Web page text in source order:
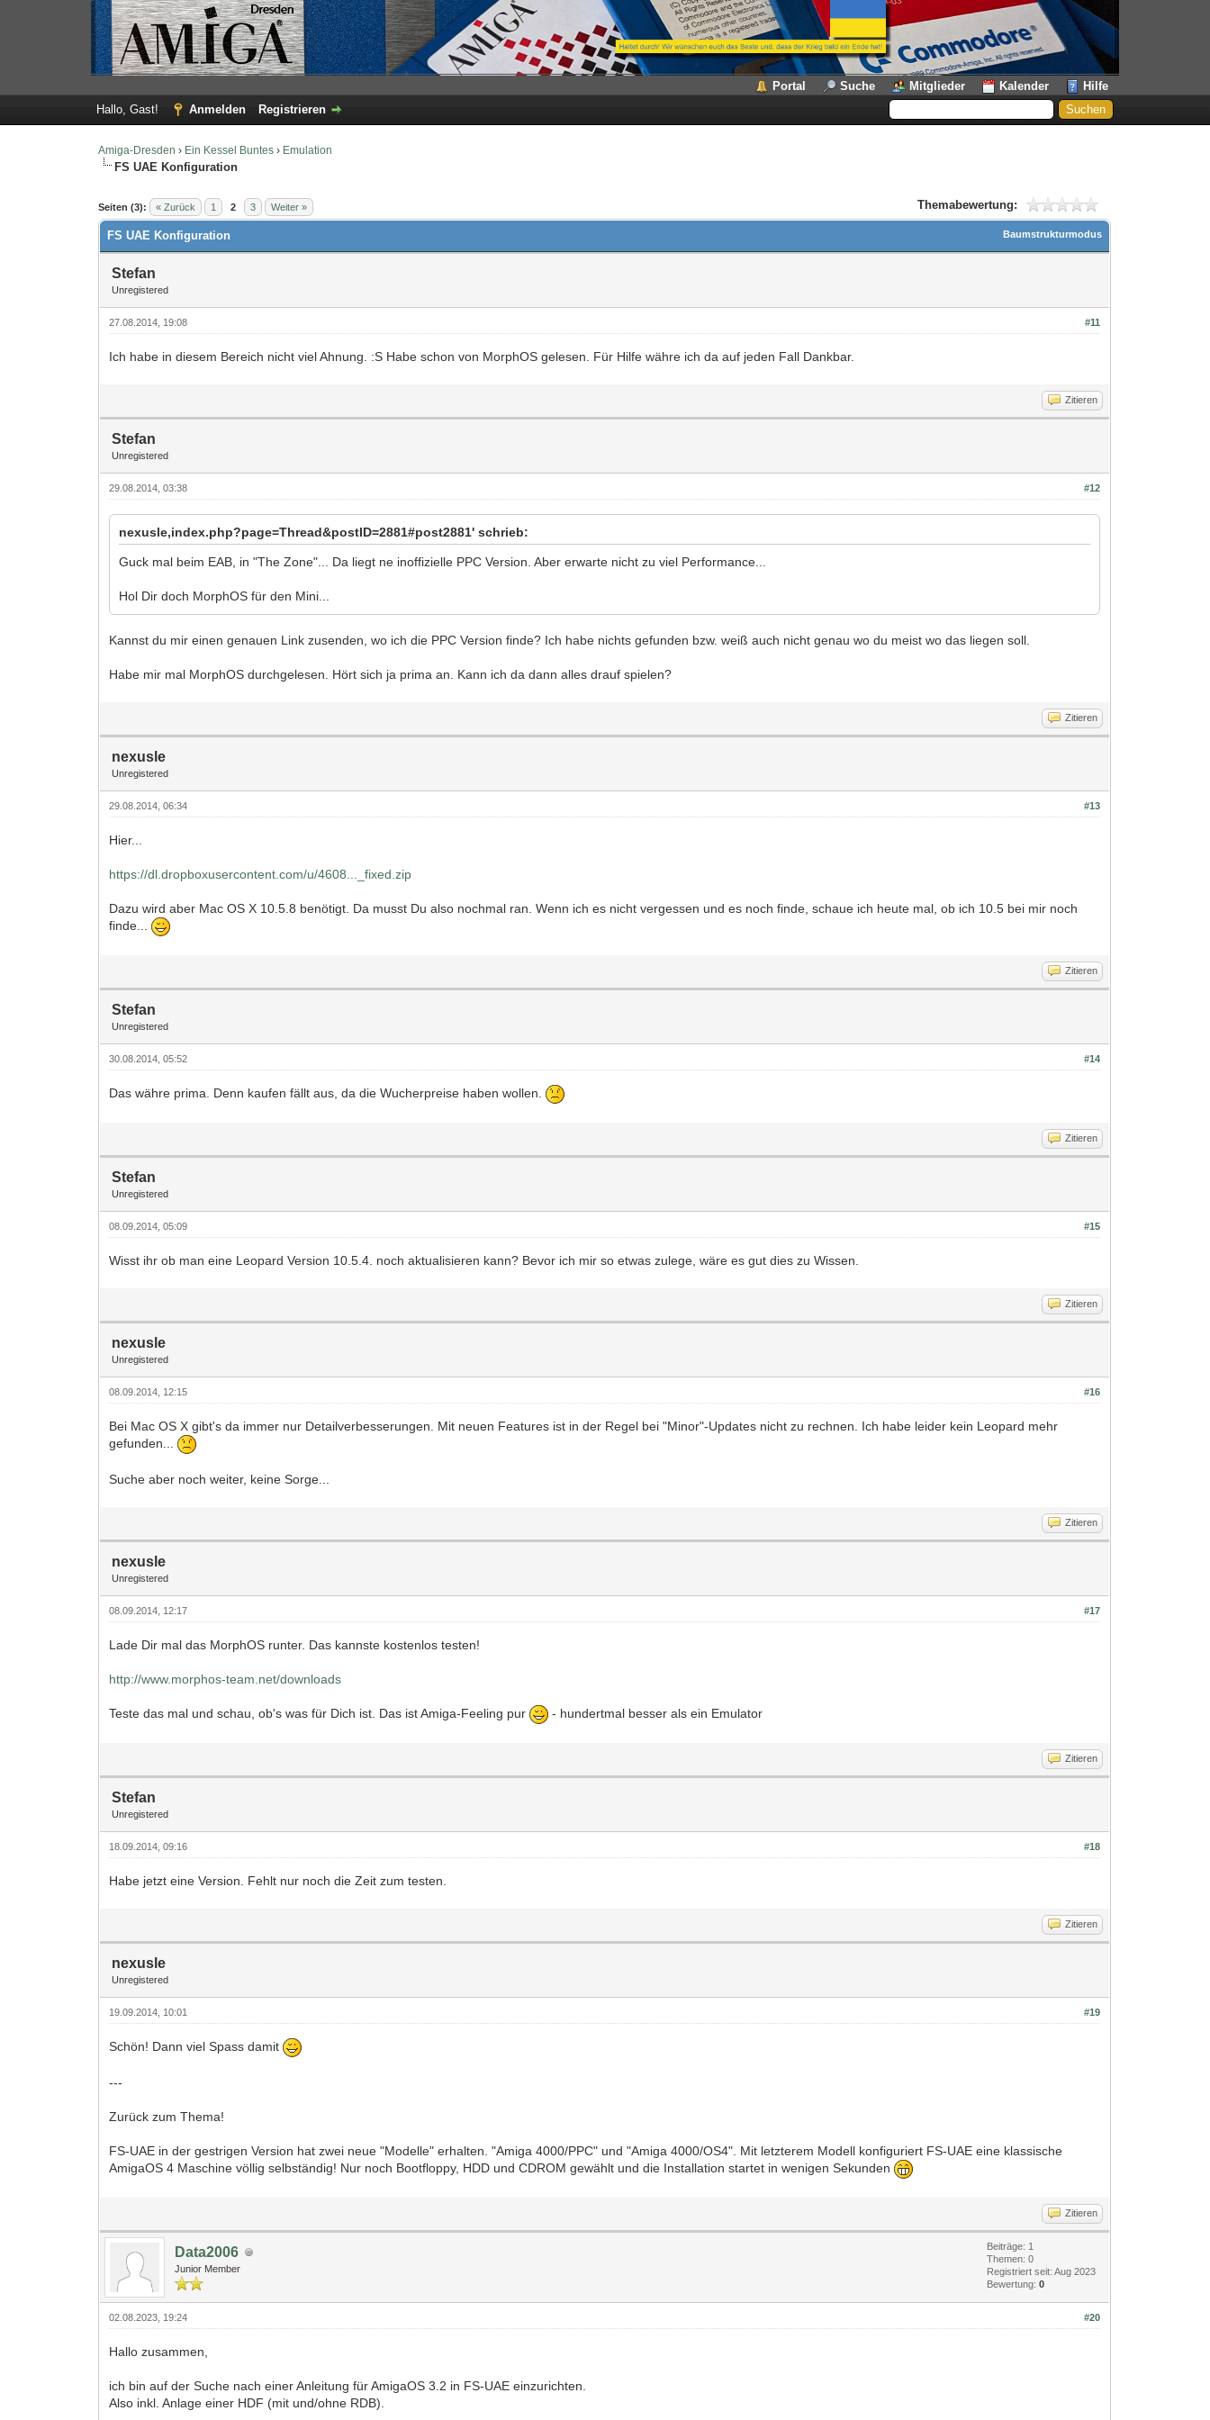
Portal Suche Mitglieder Kalender
Hilfe
Hallo, Gast!
Anmelden Registrieren
Amiga-Dresden › Ein Kessel Buntes › Emulation
FS UAE Konfiguration
Seiten (3): « Zurück 1 2 3 Weiter » Themabewertung:
0 Bewertung(en) - 0 im Durchschnitt
1
2
3
4
5
Baumstrukturmodus
FS UAE Konfiguration
Stefan
Unregistered
#11
27.08.2014, 19:08
Ich habe in diesem Bereich nicht viel Ahnung. :S Habe schon von MorphOS gelesen. Für Hilfe währe ich da auf jeden Fall Dankbar.
Zitieren
Stefan
Unregistered
#12
29.08.2014, 03:38
nexusle,index.php?page=Thread&postID=2881#post2881' schrieb:
Guck mal beim EAB, in "The Zone"... Da liegt ne inoffizielle PPC Version. Aber erwarte nicht zu viel Performance...
Hol Dir doch MorphOS für den Mini...
Kannst du mir einen genauen Link zusenden, wo ich die PPC Version finde? Ich habe nichts gefunden bzw. weiß auch nicht genau wo du meist wo das liegen soll.
Habe mir mal MorphOS durchgelesen. Hört sich ja prima an. Kann ich da dann alles drauf spielen?
Zitieren
nexusle
Unregistered
#13
29.08.2014, 06:34
Hier...
https://dl.dropboxusercontent.com/u/4608..._fixed.zip
Dazu wird aber Mac OS X 10.5.8 benötigt. Da musst Du also nochmal ran. Wenn ich es nicht vergessen und es noch finde, schaue ich heute mal, ob ich 10.5 bei mir noch
finde...
Zitieren
Stefan
Unregistered
#14
30.08.2014, 05:52
Das währe prima. Denn kaufen fällt aus, da die Wucherpreise haben wollen.
Zitieren
Stefan
Unregistered
#15
08.09.2014, 05:09
Wisst ihr ob man eine Leopard Version 10.5.4. noch aktualisieren kann? Bevor ich mir so etwas zulege, wäre es gut dies zu Wissen.
Zitieren
nexusle
Unregistered
#16
08.09.2014, 12:15
Bei Mac OS X gibt's da immer nur Detailverbesserungen. Mit neuen Features ist in der Regel bei "Minor"-Updates nicht zu rechnen. Ich habe leider kein Leopard mehr
gefunden...
Suche aber noch weiter, keine Sorge...
Zitieren
nexusle
Unregistered
#17
08.09.2014, 12:17
Lade Dir mal das MorphOS runter. Das kannste kostenlos testen!
http://www.morphos-team.net/downloads
Teste das mal und schau, ob's was für Dich ist. Das ist Amiga-Feeling pur - hundertmal besser als ein Emulator
Zitieren
Stefan
Unregistered
#18
18.09.2014, 09:16
Habe jetzt eine Version. Fehlt nur noch die Zeit zum testen.
Zitieren
nexusle
Unregistered
#19
19.09.2014, 10:01
Schön! Dann viel Spass damit
---
Zurück zum Thema!
FS-UAE in der gestrigen Version hat zwei neue "Modelle" erhalten. "Amiga 4000/PPC" und "Amiga 4000/OS4". Mit letzterem Modell konfiguriert FS-UAE eine klassische
AmigaOS 4 Maschine völlig selbständig! Nur noch Bootfloppy, HDD und CDROM gewählt und die Installation startet in wenigen Sekunden
Zitieren
Data2006
Junior Member
Beiträge: 1
Themen: 0
Registriert seit: Aug 2023
Bewertung:0
#20
02.08.2023, 19:24
Hallo zusammen,
ich bin auf der Suche nach einer Anleitung für AmigaOS 3.2 in FS-UAE einzurichten.
Also inkl. Anlage einer HDF (mit und/ohne RDB).